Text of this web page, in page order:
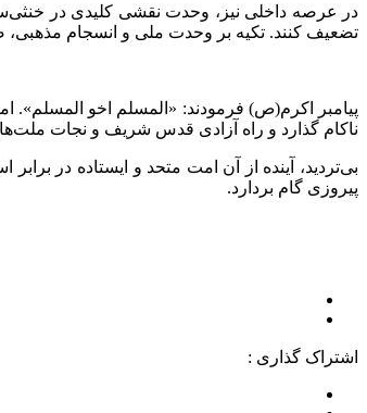
در عرصه داخلی نیز، وحدت نقشی کلیدی در
تضعیف کنند. تکیه بر وحدت ملی و انسجام مذهبی،
پیامبر اکرم(ص) فرمودند: «المسلم اخو المسلم».
ناکام گذارد و راه آزادی قدس شریف و نجات
بی‌تردید، آینده از آن امت متحد و ایستاده در
پیروزی گام بردارد.
اشتراک گذاری :